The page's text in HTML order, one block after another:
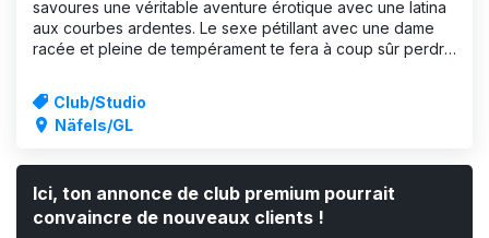
savoures une véritable aventure érotique avec une latina
aux courbes ardentes. Le sexe pétillant avec une dame
racée et pleine de tempérament te fera à coup sûr perdre
terrasse cachée per
Club/Studio
Näfels/GL
Ici, ton annonce de club premium pourrait
convaincre de nouveaux clients !